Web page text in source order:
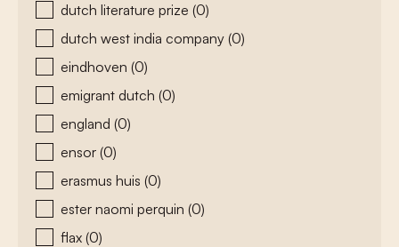
dutch literature prize (0)
dutch west india company (0)
eindhoven (0)
emigrant dutch (0)
england (0)
ensor (0)
erasmus huis (0)
ester naomi perquin (0)
flax (0)